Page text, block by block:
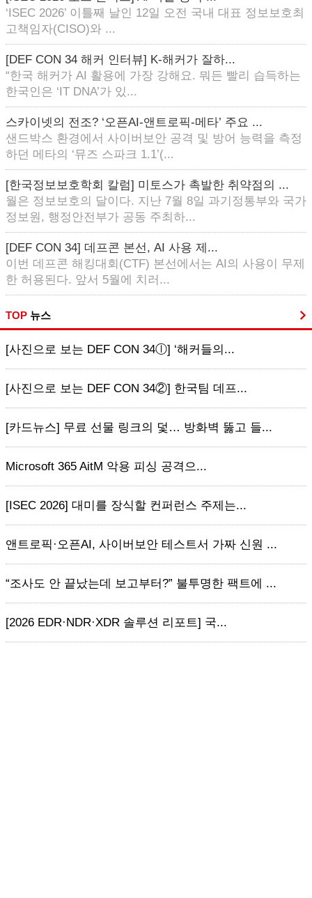
‘ISEC 2026’ 이틀째 날인 12일 오전 국내 대표 정보보호최
고책임자(CISO)와 ...
[DEF CON 34 해커 인터뷰] K-해커가 잘하...
“한국 해커가 AI 활용에 가장 강해요. 뭐든 빨리 습득하는
한국인은 ‘IT DNA’가 있...
스카이넷의 전조? ‘오픈AI-앤트로픽-메타’ 주요 ...
샌드박스 환경에서 사이버보안 공격 및 방어 능력을 측정
하던 메타의 ‘뮤즈 스파크 1.1’(...
[한국정보보호학회 칼럼] 미토스가 촉발한 취약점의 ...
월은 정보보호의 달이다. 지난 7월 8일 과기정통부와 국가
정보원, 행정안전부가 공동 주최하...
[DEF CON 34] 데프콘 본선, AI 사용 제...
이번 데프콘 해킹대회(CTF) 본선에서는 AI의 사용이 무제
한 허용된다. 앞서 5월에 치러...
TOP 뉴스
[사진으로 보는 DEF CON 34ⓛ] ‘해커들의...
[사진으로 보는 DEF CON 34②] 한국팀 데프...
[카드뉴스] 무료 선물 링크의 덫… 방화벽 뚫고 들...
Microsoft 365 AitM 악용 피싱 공격으...
[ISEC 2026] 대미를 장식할 컨퍼런스 주제는...
앤트로픽·오픈AI, 사이버보안 테스트서 가짜 신원 ...
“조사도 안 끝났는데 보고부터?” 불투명한 팩트에 ...
[2026 EDR·NDR·XDR 솔루션 리포트] 국...